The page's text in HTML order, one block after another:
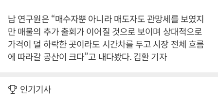
남 연구원은 “매수자뿐 아니라 매도자도 관망세를 보였지
만 매물의 추가 출회가 이어질 것으로 보이며 상대적으로
가격이 덜 하락한 곳이라도 시간차를 두고 시장 전체 흐름
에 따라갈 공산이 크다”고 내다봤다. 김환 기자
인기기사